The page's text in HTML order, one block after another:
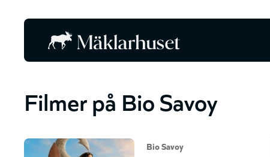
Filmer på Bio Savoy
Bio Savoy